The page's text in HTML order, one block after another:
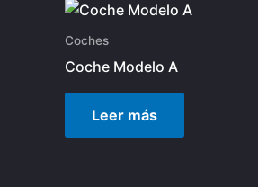
Coches
Coche Modelo A
Leer más